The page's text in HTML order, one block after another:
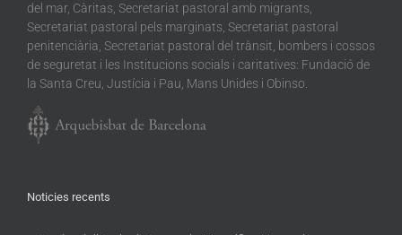
del mar, Càritas, Secretariat pastoral amb migrants,
Secretariat pastoral pels marginats, Secretariat pastoral
penitenciària, Secretariat pastoral del trànsit, bombers i cossos
de seguretat i les Institucions socials i caritatives: Fundació de
la Santa Creu, Justícia i Pau, Mans Unides i Obinso.
Noticies recents